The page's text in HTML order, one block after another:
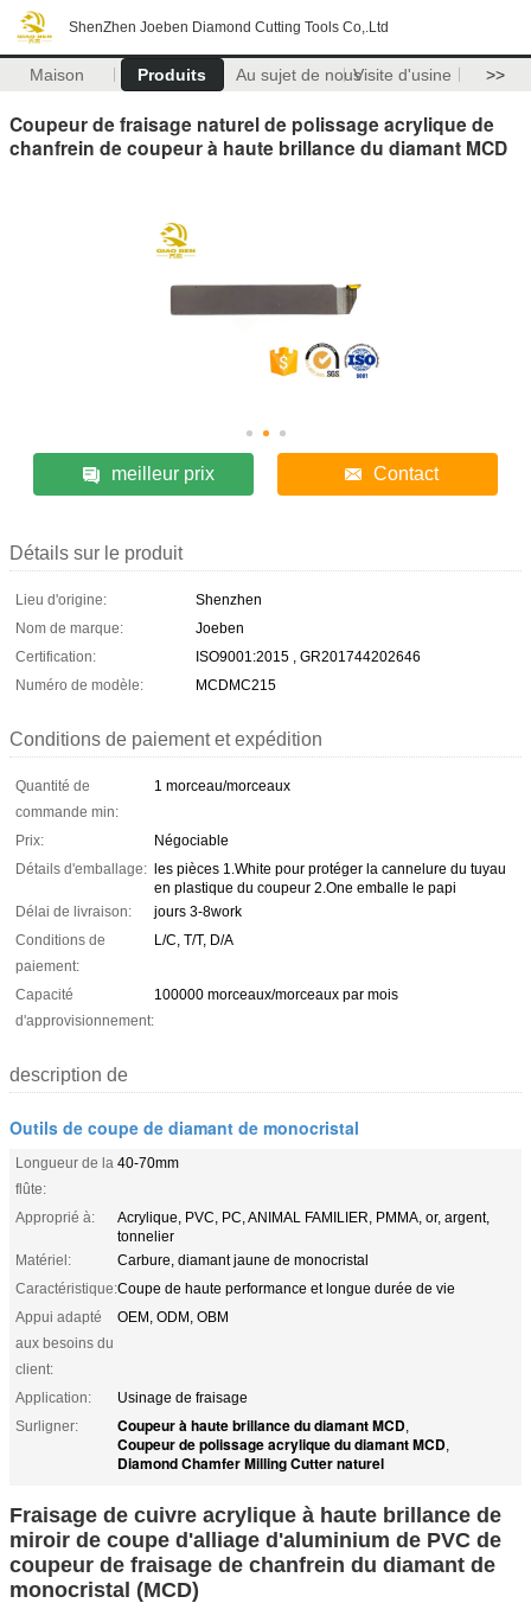
ShenZhen Joeben Diamond Cutting Tools Co,.Ltd
Maison Produits Au sujet de nousVisite d'usine >>
Coupeur de fraisage naturel de polissage acrylique de
chanfrein de coupeur à haute brillance du diamant MCD
meilleur prix Contact
Détails sur le produit
Lieu d'origine:
Shenzhen
Nom de marque:
Joeben
Certification:
ISO9001:2015 , GR201744202646
Numéro de modèle:
MCDMC215
Conditions de paiement et expédition
Quantité de
commande min:
1 morceau/morceaux
Prix:
Négociable
Détails d'emballage: les pièces 1.White pour protéger la cannelure du tuyau
en plastique du coupeur 2.One emballe le papi
Délai de livraison:
jours 3-8work
Conditions de
paiement:
L/C, T/T, D/A
Capacité
d'approvisionnement:
100000 morceaux/morceaux par mois
description de
Outils de coupe de diamant de monocristal
Longueur de la
flûte:
40-70mm
Approprié à:
Acrylique, PVC, PC, ANIMAL FAMILIER, PMMA, or, argent,
tonnelier
Matériel:
Carbure, diamant jaune de monocristal
Caractéristique:Coupe de haute performance et longue durée de vie
Appui adapté
aux besoins du
client:
OEM, ODM, OBM
Application:
Usinage de fraisage
Surligner:
Coupeur à haute brillance du diamant MCD,
Coupeur de polissage acrylique du diamant MCD,
Diamond Chamfer Milling Cutter naturel
Fraisage de cuivre acrylique à haute brillance de
miroir de coupe d'alliage d'aluminium de PVC de
coupeur de fraisage de chanfrein du diamant de
monocristal (MCD)